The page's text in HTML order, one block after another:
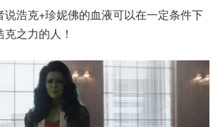
说浩克+珍妮佛的血液可以在一定条件下
之力的人！